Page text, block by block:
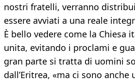
nostri fratelli, verranno
essere avviati a una reale
È bello vedere come la Chiesa
unita, evitando i proclami e
gran parte si tratta di uomini
dall’Eritrea, «ma ci sono